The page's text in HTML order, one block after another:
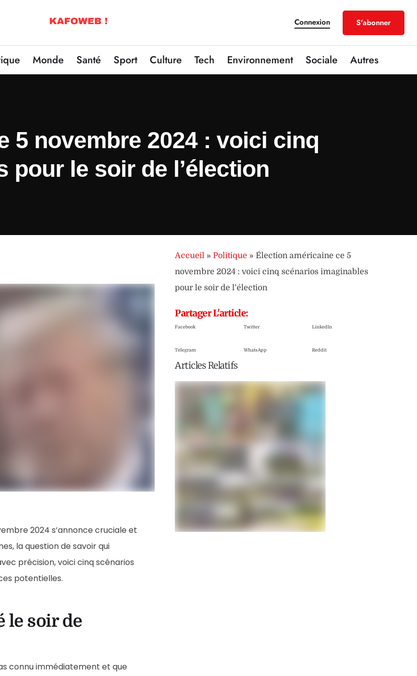
Connexion S'abonner
Monde Santé Sport Culture Tech Environnement Sociale Autres
5 novembre 2024 : voici cinq
pour le soir de l’élection
2024 s’annonce cruciale et
la question de savoir qui
précision, voici cinq scénarios
potentielles.
le soir de
connu immédiatement et que
Accueil » Politique » Élection américaine ce 5
novembre 2024 : voici cinq scénarios imaginables
pour le soir de l’élection
Partager L'article:
Facebook Twitter LinkedIn
Telegram WhatsApp Reddit
Articles Relatifs